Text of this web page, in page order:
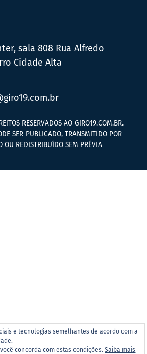
sala 808 Rua Alfredo
Cidade Alta
e tecnologias semelhantes de acordo com a
concorda com estas condições.Saiba mais
RESERVADOS AO GIRO19.COM.BR.
SER PUBLICADO, TRANSMITIDO POR
OU REDISTRIBUÍDO SEM PRÉVIA